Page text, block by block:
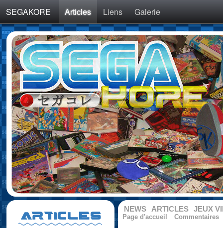
SEGAKORE Articles Liens Galerie
NEWS ARTICLES JEUX
Page d'accueil Commentaires
ARTICLES